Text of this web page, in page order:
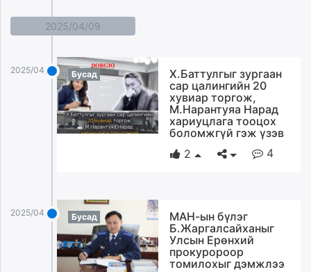
2025/04/09
2025/04/09 Бусад
Х.Баттулгыг зургаан
сар цалингийн 20
хувиар торгож,
М.Нарантуяа Нарад
хариуцлага тооцох
боломжгүй гэж үзэв
2
4
2025/04/09 Бусад
МАН-ын бүлэг
Б.Жаргалсайханыг
Улсын Ерөнхий
прокуророор
томилохыг дэмжлээ